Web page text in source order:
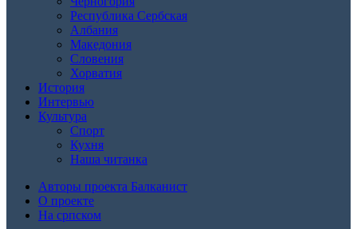
Республика Сербская
Албания
Македония
Словения
Хорватия
История
Интервью
Культура
Спорт
Кухня
Наша читанка
Авторы проекта Балканист
О проекте
На српском